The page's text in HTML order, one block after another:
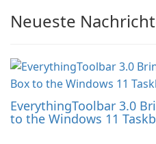
Neueste
EverythingToolbar 3.0
to the Windows 11